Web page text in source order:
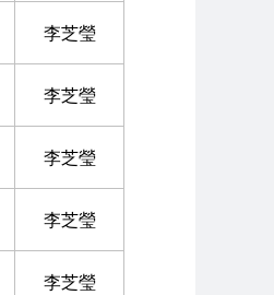
李芝瑩
李芝瑩
李芝瑩
李芝瑩
李芝瑩